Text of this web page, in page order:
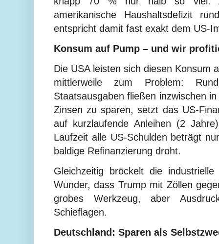
amerikanische Haushaltsdefizit
entspricht damit fast exakt dem US-
Konsum auf Pump – und wir
Die USA leisten sich diesen Konsum
mittlerweile zum Problem:
Staatsausgaben fließen inzwischen
Zinsen zu sparen, setzt das US-
auf kurzlaufende Anleihen (2
Laufzeit alle US-Schulden beträgt
baldige Refinanzierung droht.
Gleichzeitig bröckelt die
Wunder, dass Trump mit Zöllen
grobes Werkzeug, aber
Schieflagen.
Deutschland: Sparen als